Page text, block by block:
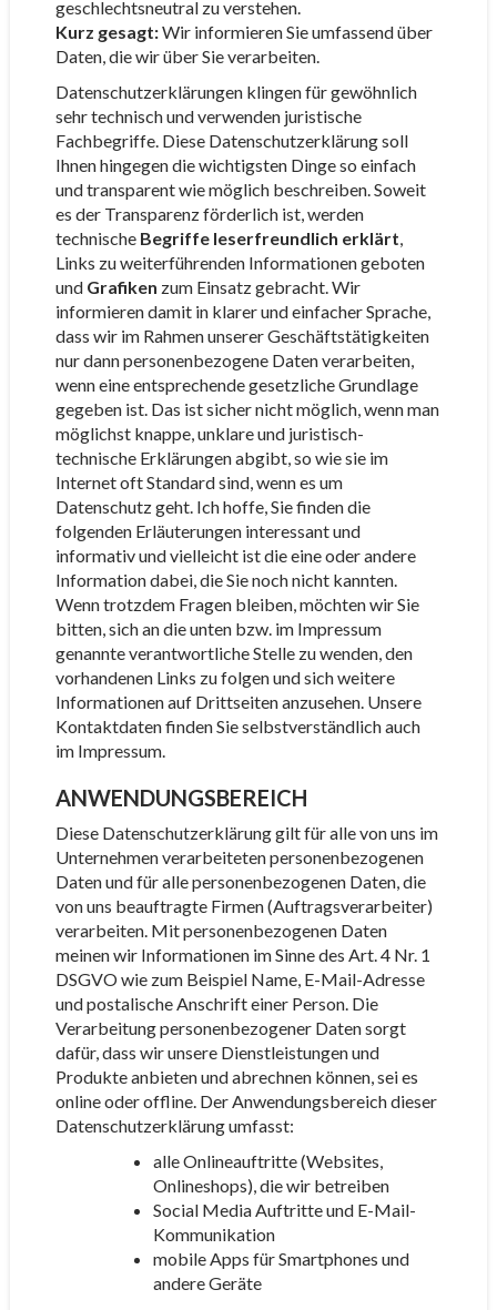
geschlechtsneutral zu verstehen.
Kurz gesagt:Wir informieren Sie umfassend über
Daten, die wir über Sie verarbeiten.
Datenschutzerklärungen klingen für gewöhnlich
sehr technisch und verwenden juristische
Fachbegriffe. Diese Datenschutzerklärung soll
Ihnen hingegen die wichtigsten Dinge so einfach
und transparent wie möglich beschreiben. Soweit
es der Transparenz förderlich ist, werden
technische Begriffe leserfreundlich erklärt,
Links zu weiterführenden Informationen geboten
und Grafiken zum Einsatz gebracht. Wir
informieren damit in klarer und einfacher Sprache,
dass wir im Rahmen unserer Geschäftstätigkeiten
nur dann personenbezogene Daten verarbeiten,
wenn eine entsprechende gesetzliche Grundlage
gegeben ist. Das ist sicher nicht möglich, wenn man
möglichst knappe, unklare und juristisch-
technische Erklärungen abgibt, so wie sie im
Internet oft Standard sind, wenn es um
Datenschutz geht. Ich hoffe, Sie finden die
folgenden Erläuterungen interessant und
informativ und vielleicht ist die eine oder andere
Information dabei, die Sie noch nicht kannten.
Wenn trotzdem Fragen bleiben, möchten wir Sie
bitten, sich an die unten bzw. im Impressum
genannte verantwortliche Stelle zu wenden, den
vorhandenen Links zu folgen und sich weitere
Informationen auf Drittseiten anzusehen. Unsere
Kontaktdaten finden Sie selbstverständlich auch
im Impressum.
ANWENDUNGSBEREICH
Diese Datenschutzerklärung gilt für alle von uns im
Unternehmen verarbeiteten personenbezogenen
Daten und für alle personenbezogenen Daten, die
von uns beauftragte Firmen (Auftragsverarbeiter)
verarbeiten. Mit personenbezogenen Daten
meinen wir Informationen im Sinne des Art. 4 Nr. 1
DSGVO wie zum Beispiel Name, E-Mail-Adresse
und postalische Anschrift einer Person. Die
Verarbeitung personenbezogener Daten sorgt
dafür, dass wir unsere Dienstleistungen und
Produkte anbieten und abrechnen können, sei es
online oder offline. Der Anwendungsbereich dieser
Datenschutzerklärung umfasst:
alle Onlineauftritte (Websites,
Onlineshops), die wir betreiben
Social Media Auftritte und E-Mail-
Kommunikation
mobile Apps für Smartphones und
andere Geräte